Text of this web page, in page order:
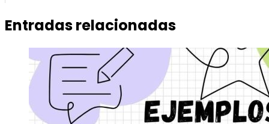
Entradas relacionadas